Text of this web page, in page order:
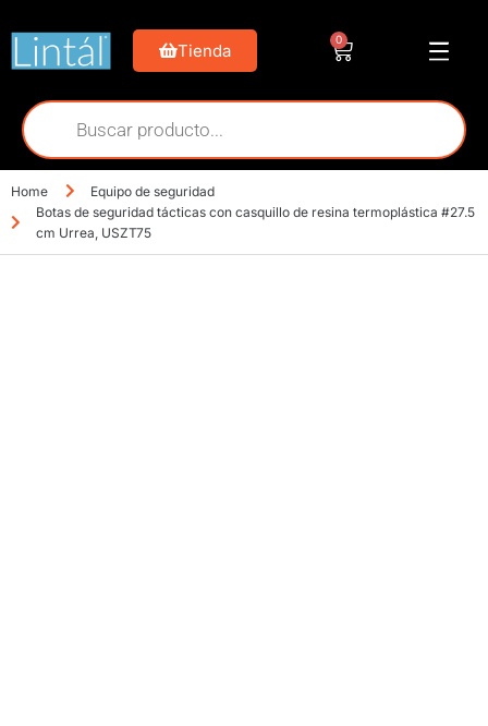
Tienda
0
Home
Equipo de seguridad
Botas de seguridad tácticas con casquillo de resina termoplástica #27.5
cm Urrea, USZT75